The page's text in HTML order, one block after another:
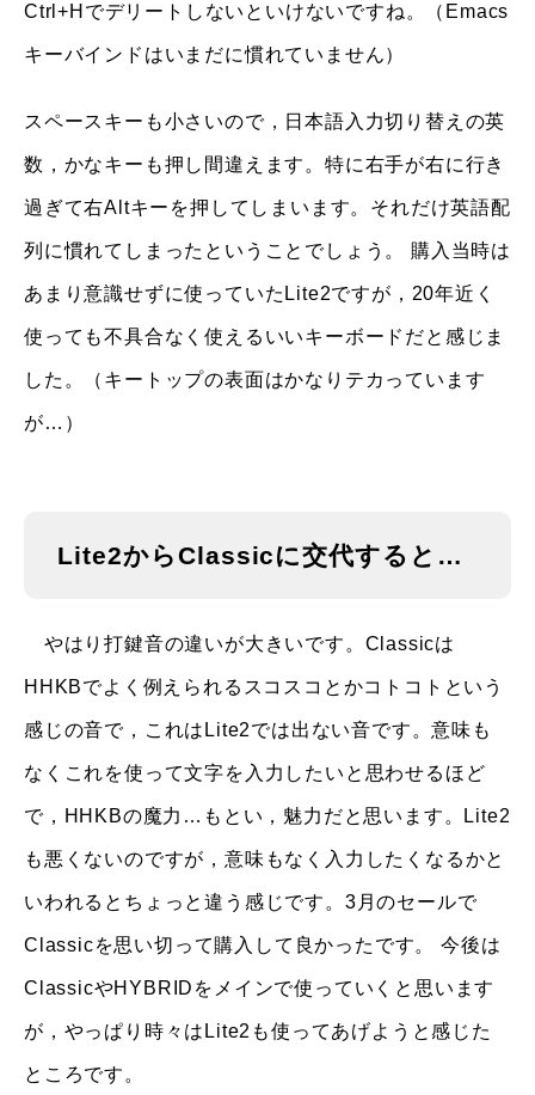
Ctrl+Hでデリートしないといけないですね。（Emacs
キーバインドはいまだに慣れていません）
スペースキーも小さいので，日本語入力切り替えの英
数，かなキーも押し間違えます。特に右手が右に行き
過ぎて右Altキーを押してしまいます。それだけ英語配
列に慣れてしまったということでしょう。 購入当時は
あまり意識せずに使っていたLite2ですが，20年近く
使っても不具合なく使えるいいキーボードだと感じま
した。（キートップの表面はかなりテカっています
が…）
Lite2からClassicに交代すると…
やはり打鍵音の違いが大きいです。Classicは
HHKBでよく例えられるスコスコとかコトコトという
感じの音で，これはLite2では出ない音です。意味も
なくこれを使って文字を入力したいと思わせるほど
で，HHKBの魔力…もとい，魅力だと思います。Lite2
も悪くないのですが，意味もなく入力したくなるかと
いわれるとちょっと違う感じです。3月のセールで
Classicを思い切って購入して良かったです。 今後は
ClassicやHYBRIDをメインで使っていくと思います
が，やっぱり時々はLite2も使ってあげようと感じた
ところです。